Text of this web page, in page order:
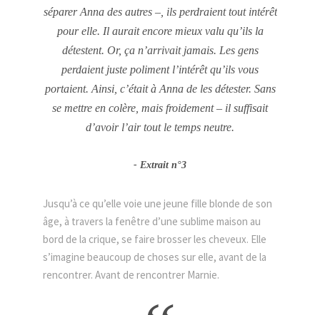
séparer Anna des autres –, ils perdraient tout intérêt
pour elle. Il aurait encore mieux valu qu’ils la
détestent. Or, ça n’arrivait jamais. Les gens
perdaient juste poliment l’intérêt qu’ils vous
portaient. Ainsi, c’était à Annade les détester. Sans
se mettre en colère, mais froidement – il suffisait
d’avoir l’air tout le temps neutre.
Extrait n°3
Jusqu’à ce qu’elle voie une jeune fille blonde de son
âge, à travers la fenêtre d’une sublime maison au
bord de la crique, se faire brosser les cheveux. Elle
s’imagine beaucoup de choses sur elle, avant de la
rencontrer. Avant de rencontrer Marnie.